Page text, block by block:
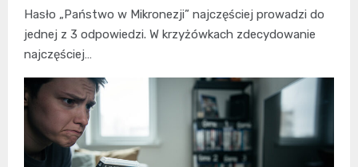
Hasło „Państwo w Mikronezji” najczęściej prowadzi do
jednej z 3 odpowiedzi. W krzyżówkach zdecydowanie
najczęściej…